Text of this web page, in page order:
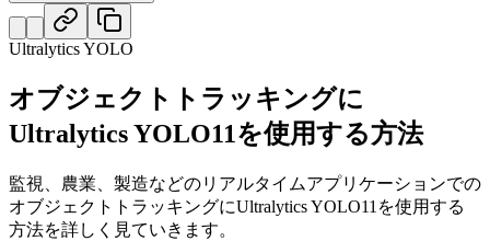
Ultralytics YOLO
オブジェクトトラッキングに
Ultralytics YOLO11を使用する方法
監視、農業、製造などのリアルタイムアプリケーションでの
オブジェクトトラッキングにUltralytics YOLO11を使用する
方法を詳しく見ていきます。